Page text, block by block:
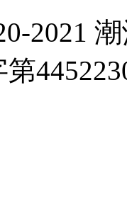
2021